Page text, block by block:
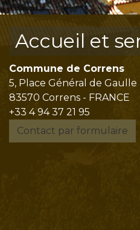
Accueil et
Commune de Correns
5, Place Général de Gaulle
83570 Correns - FRANCE
+33 4 94 37 21 95
Contact par formulaire